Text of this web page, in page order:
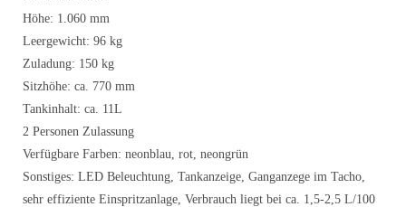
Höhe: 1.060 mm
Leergewicht: 96 kg
Zuladung: 150 kg
Sitzhöhe: ca. 770 mm
Tankinhalt: ca. 11L
2 Personen Zulassung
Verfügbare Farben: neonblau, rot, neongrün
Sonstiges: LED Beleuchtung, Tankanzeige, Ganganzege im Tacho,
sehr effiziente Einspritzanlage, Verbrauch liegt bei ca. 1,5-2,5 L/100